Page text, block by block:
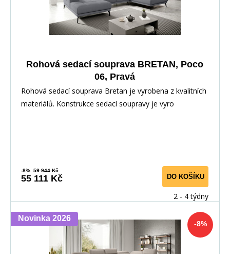
Rohová sedací souprava BRETAN, Poco
06, Pravá
Rohová sedací souprava Bretan je vyrobena z kvalitních
materiálů. Konstrukce sedací soupravy je vyro
-8% 59 944 Kč
55 111 Kč DO KOŠÍKU
2 - 4 týdny
-8%
Novinka 2026